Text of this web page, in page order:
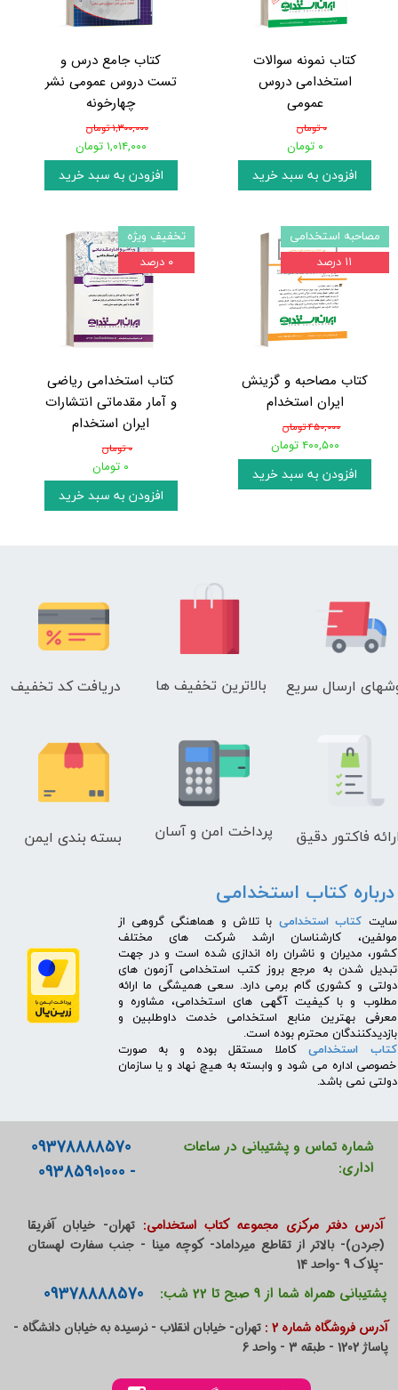
کتاب نمونه سوالات
استخدامی دروس
عمومی
۰ تومان
۰ تومان
افزودن به سبد خرید
کتاب جامع درس و
تست دروس عمومی نشر
چهارخونه
۱,۳۰۰,۰۰۰ تومان
۱,۰۱۴,۰۰۰ تومان
افزودن به سبد خرید
کتاب مصاحبه و گزینش
ایران استخدام
۴۵۰,۰۰۰ تومان
۴۰۰,۵۰۰ تومان
افزودن به سبد خرید
مصاحبه استخدامی
۱۱ درصد
کتاب استخدامی ریاضی
و آمار مقدماتی انتشارات
ایران استخدام
۰ تومان
۰ تومان
افزودن به سبد خرید
تخفیف ویژه
۰ درصد
ارسال سریع دریافت کد تخفیف بالاترین تخفیف ها
بسته بندی ایمن فاکتور دقیق پرداخت امن و آسان
درباره کتاب استخدامی
​سایت کتاب استخدامی با تلاش و هماهنگی گروهی از
مولفین، کارشناسان ارشد شرکت های مختلف
کشور، مدیران و ناشران راه اندازی شده است و در جهت
تبدیل شدن به مرجع بروز کتب استخدامی آزمون های
دولتی و کشوری گام برمی دارد. سعی همیشگی ما ارائه
مطلوب و با کیفیت آگهی های استخدامی، مشاوره و
معرفی بهترین منابع استخدامی خدمت داوطلبین و
بازدیدکنندگان محترم بوده است.
کتاب استخدامیکاملا مستقل بوده و به صورت
خصوصی اداره می شود و وابسته به هیچ نهاد و یا سازمان
دولتی نمی باشد.
شماره تماس و پشتیبانی در ساعات
اداری:
09378888570
- 09385901000
آدرس دفتر مرکزی مجموعه کتاب استخدامی: تهران- خیابان آفریقا
(جردن)- بالاتر از تقاطع میرداماد- کوچه مینا - جنب سفارت لهستان
-پلاک 9 -واحد 14
پشتیبانی همراه شما از 9 صبح تا 22 شب: 09378888570
آدرس فروشگاه شماره 2 :
تهران- خیابان انقلاب - نرسیده به خیابان دانشگاه -
پاساژ 1202 - طبقه 3 - واحد 6